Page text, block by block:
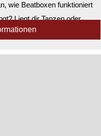
wie Beatboxen funktioniert
Liegt dir Tanzen oder
Rhythmen aus